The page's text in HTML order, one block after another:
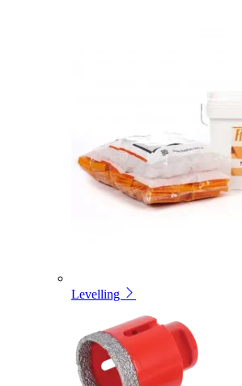
Levelling